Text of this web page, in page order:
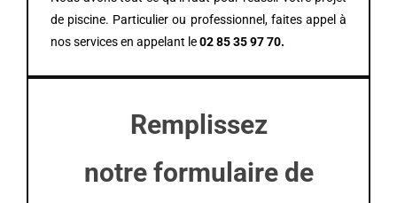
de piscine. Particulier ou professionnel, faites appel à
nos services en appelant le02 85 35 97 70.
Remplissez
notre formulaire de